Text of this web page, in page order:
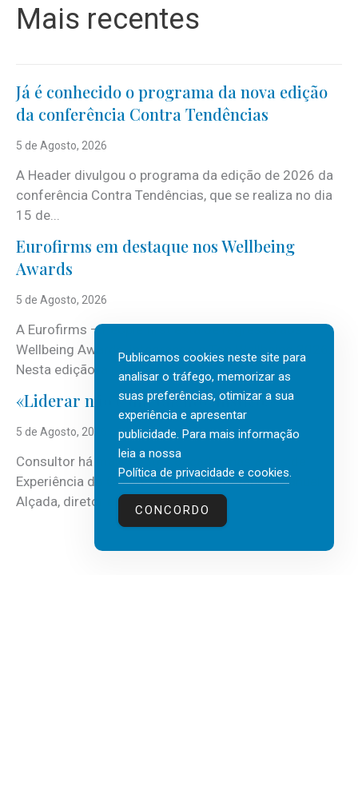
Mais recentes
Já é conhecido o programa da nova edição
da conferência Contra Tendências
5 de Agosto, 2026
A Header divulgou o programa da edição de 2026 da
conferência Contra Tendências, que se realiza no dia
15 de...
Eurofirms em destaque nos Wellbeing
Awards
5 de Agosto, 2026
A Eurofirms – People first está de regresso aos
Wellbeing Awards, integrando o Top Wellbeing 2026.
Nesta edição, a multinacional...
«Liderar não é um talento místico.»
5 de Agosto, 2026
Consultor há mais de três décadas nas áreas de
Experiência do Cliente, Vendas e Liderança, Manuel
Alçada, diretor executivo da...
Publicamos cookies neste site para
analisar o tráfego, memorizar as
suas preferências, otimizar a sua
experiência e apresentar
publicidade. Para mais informação
leia a nossa
Política de privacidade e cookies.
CONCORDO